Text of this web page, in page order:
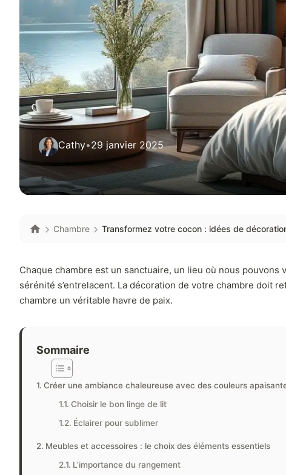
Cathy•29 janvier 2025
Chambre Transformez votre cocon : idées de
Chaque chambre est un sanctuaire, un lieu où nous
sérénité s’entrelacent. La décoration de votre chambre doit
chambre un véritable havre de paix.
Sommaire
Créer une ambiance chaleureuse avec des couleurs
Choisir le bon linge de lit
Éclairer pour sublimer
Meubles et accessoires : le choix des éléments essentiels
L’importance du rangement